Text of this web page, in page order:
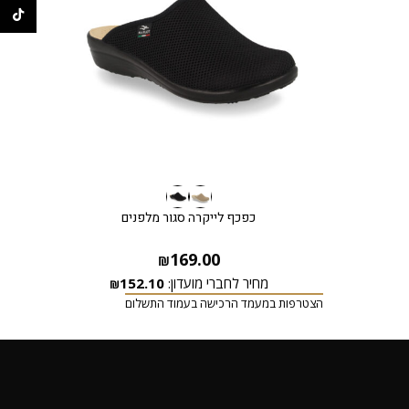
כפכף לייקרה סגור מלפנים
₪169.00
מחיר לחברי מועדון: ₪152.10
הצטרפות במעמד הרכישה בעמוד התשלום